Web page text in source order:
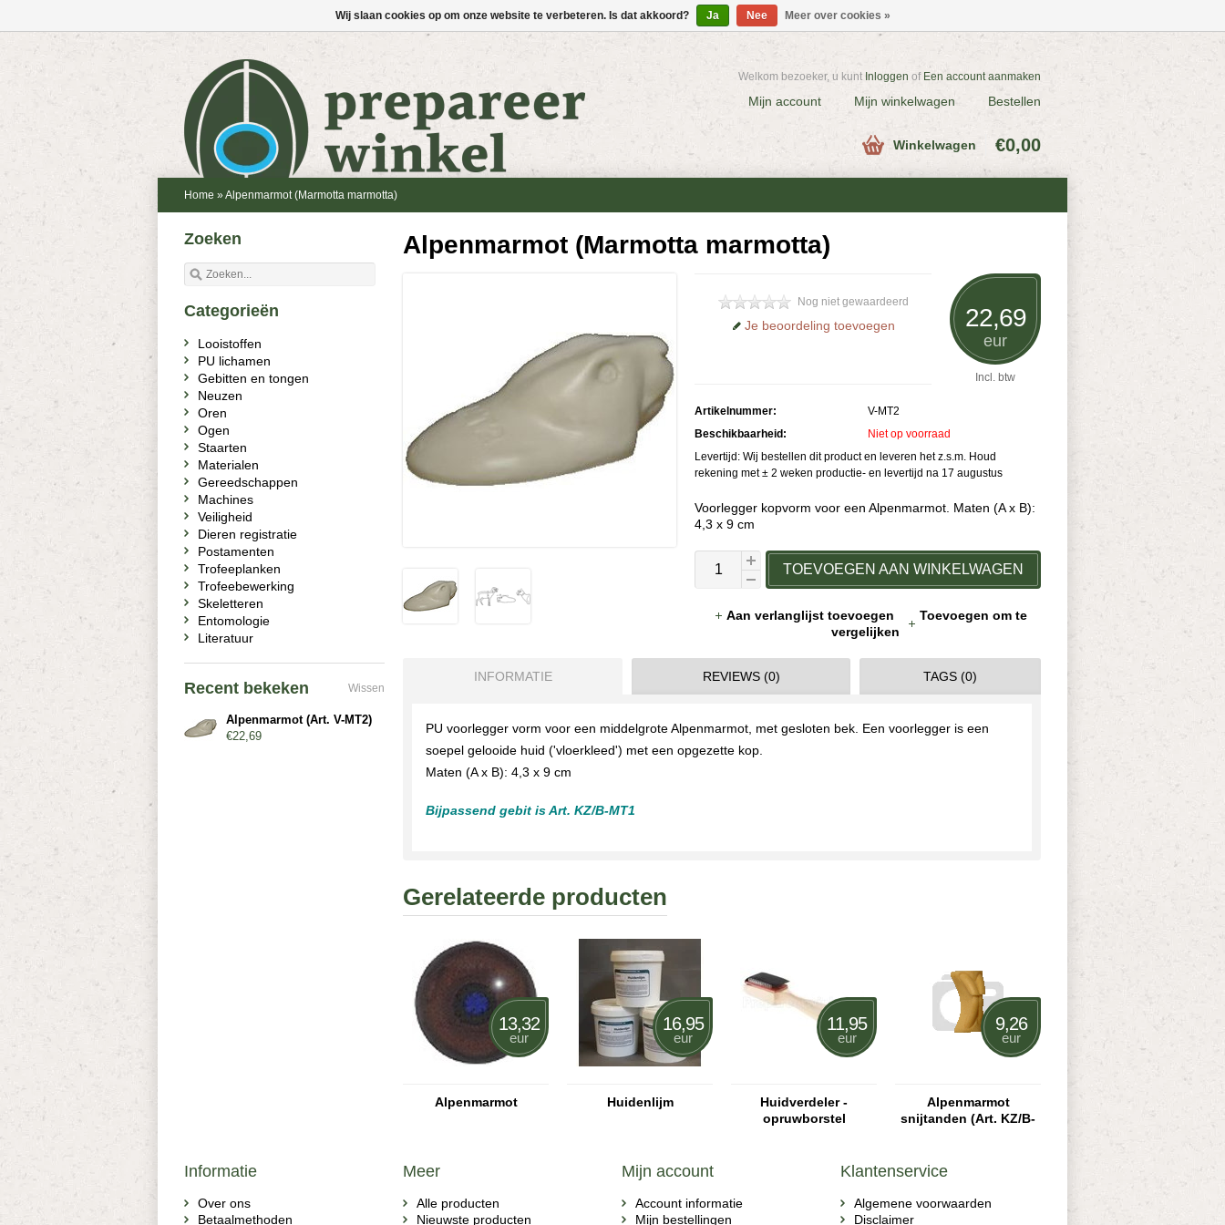
Welkom bezoeker, u kunt Inloggen of Een account aanmaken
Mijn account Mijn winkelwagen Bestellen
Winkelwagen €0,00
Home » Alpenmarmot (Marmotta marmotta)
Alpenmarmot (Marmotta marmotta)
22,69
eur
Incl. btw
Nog niet gewaardeerd
Je beoordeling toevoegen
Artikelnummer:
V-MT2
Beschikbaarheid:
Niet op voorraad
Levertijd: Wij bestellen dit product en leveren het z.s.m. Houd
rekening met ± 2 weken productie- en levertijd na 17 augustus
Voorlegger kopvorm voor een Alpenmarmot. Maten (A x B):
4,3 x 9 cm
TOEVOEGEN AAN WINKELWAGEN
Aan verlanglijst toevoegen
Toevoegen om te
vergelijken
INFORMATIE REVIEWS (0) TAGS (0)
PU voorlegger vorm voor een middelgrote Alpenmarmot, met gesloten bek. Een voorlegger is een
soepel gelooide huid ('vloerkleed') met een opgezette kop.
Maten (A x B): 4,3 x 9 cm
Bijpassend gebit is Art. KZ/B-MT1
Gerelateerde producten
13,32
eur
Alpenmarmot
16,95
eur
Huidenlijm
11,95
eur
Huidverdeler -
opruwborstel
9,26
eur
Alpenmarmot
snijtanden (Art. KZ/B-
Zoeken
Categorieën
Looistoffen
PU lichamen
Gebitten en tongen
Neuzen
Oren
Ogen
Staarten
Materialen
Gereedschappen
Machines
Veiligheid
Dieren registratie
Postamenten
Trofeeplanken
Trofeebewerking
Skeletteren
Entomologie
Literatuur
Recent bekeken Wissen
Alpenmarmot (Art. V-MT2)
€22,69
Informatie
Over ons
Betaalmethoden
Meer
Alle producten
Nieuwste producten
Mijn account
Account informatie
Mijn bestellingen
Klantenservice
Algemene voorwaarden
Disclaimer
Wij slaan cookies op om onze website te verbeteren. Is dat akkoord? Ja Nee Meer over cookies »